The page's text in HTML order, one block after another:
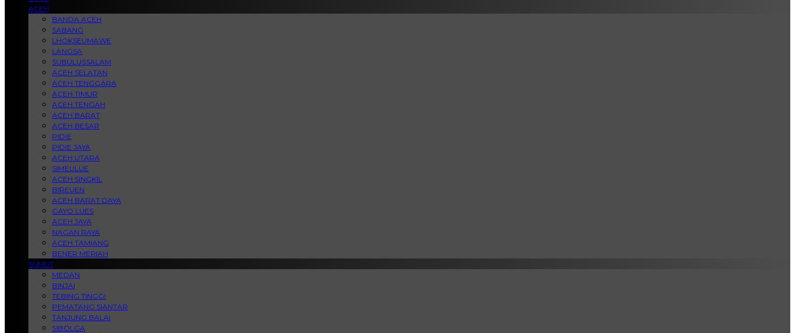
ACEH
BANDA ACEH
SABANG
LHOKSEUMAWE
LANGSA
SUBULUSSALAM
ACEH SELATAN
ACEH TENGGARA
ACEH TIMUR
ACEH TENGAH
ACEH BARAT
ACEH BESAR
PIDIE
PIDIE JAYA
ACEH UTARA
SIMEULUE
ACEH SINGKIL
BIREUEN
ACEH BARAT DAYA
GAYO LUES
ACEH JAYA
NAGAN RAYA
ACEH TAMIANG
BENER MERIAH
SUMUT
MEDAN
BINJAI
TEBING TINGGI
PEMATANG SIANTAR
TANJUNG BALAI
SIBOLGA